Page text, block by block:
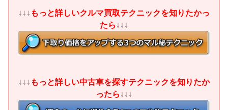
↓↓↓ もっと詳しいクルマ買取テクニックを知りたかっ
たら ↓↓↓
↓↓↓ もっと詳しい中古車を探すテクニックを知りたか
ったら ↓↓↓